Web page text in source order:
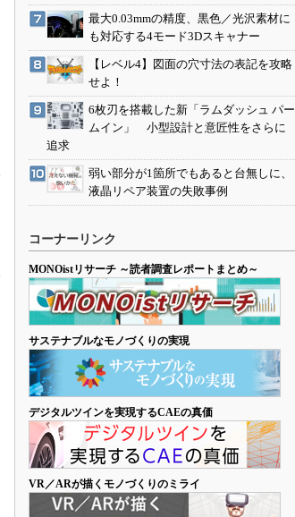
最大0.03mmの精度、黒色／光沢素材に
も対応する4モード3Dスキャナー
【レベル4】図面の穴寸法の表記を攻略
せよ！
6枚刃を搭載した新「ラムダッシュ パー
ムイン」 小型設計と意匠性をさらに
追求
弱い部分が1箇所でもあると台無しに、
液晶リペア装置の失敗事例
コーナーリンク
MONOistリサーチ ～読者調査レポートまとめ～
サステナブルなモノづくりの実現
デジタルツインを実現するCAEの真価
VR／ARが描くモノづくりのミライ